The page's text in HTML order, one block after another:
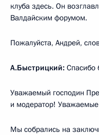
клуба здесь. Он
Валдайским форумом.
Пожалуйста, Андрей,
А.Быстрицкий: Спасибо
Уважаемый господин
и модератор! Уважаемые
Мы собрались на